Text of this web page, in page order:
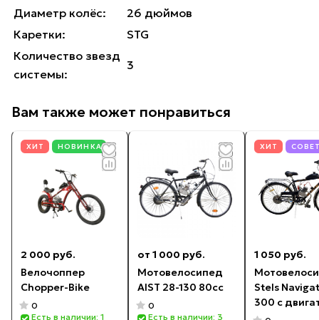
Диаметр колёс:
26 дюймов
Каретки:
STG
Количество звезд
системы:
3
Вам также может понравиться
ХИТ НОВИНКА
2 000 руб.
Велочоппер
Chopper-Bike
0
Есть в наличии: 1
от 1 000 руб.
Мотовелосипед
AIST 28-130 80cc
0
Есть в наличии: 3
ХИТ
1 050 руб.
Stels
300 с